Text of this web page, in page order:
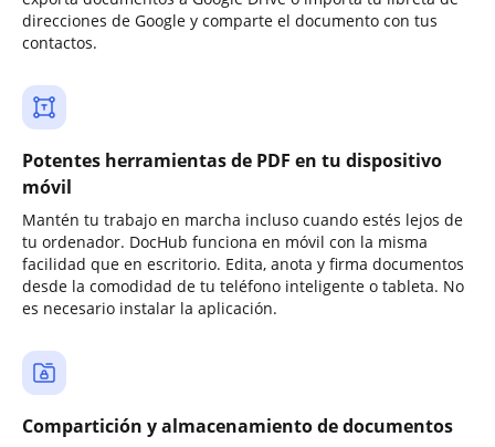
direcciones de Google y comparte el documento con tus
contactos.
Potentes herramientas de PDF en tu dispositivo
móvil
Mantén tu trabajo en marcha incluso cuando estés lejos de
tu ordenador. DocHub funciona en móvil con la misma
facilidad que en escritorio. Edita, anota y firma documentos
desde la comodidad de tu teléfono inteligente o tableta. No
es necesario instalar la aplicación.
Compartición y almacenamiento de documentos